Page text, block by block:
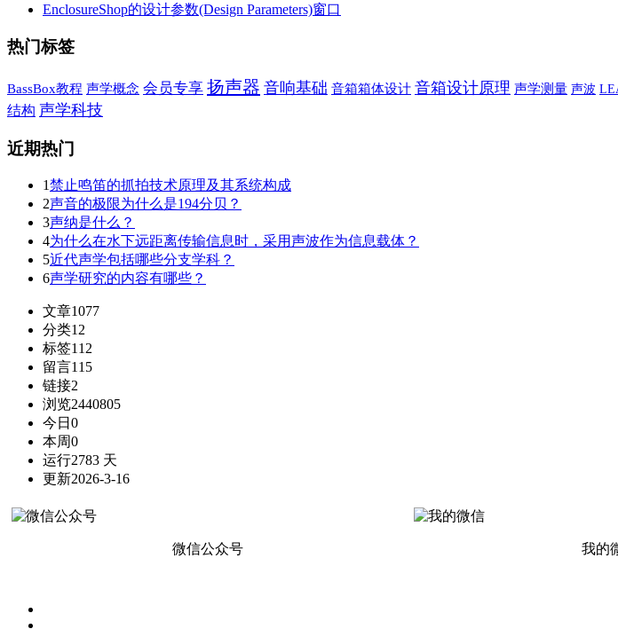
EnclosureShop的设计参数(Design Parameters)窗口
热门标签
BassBox教程 声学概念 会员专享 扬声器 音响基础 音箱箱体设计 音箱设计原理 声学测量 声波
结构 声学科技
近期热门
1禁止鸣笛的抓拍技术原理及其系统构成
2声音的极限为什么是194分贝？
3声纳是什么？
4为什么在水下远距离传输信息时，采用声波作为信息载体？
5近代声学包括哪些分支学科？
6声学研究的内容有哪些？
文章1077
分类12
标签112
留言115
链接2
浏览2440805
今日 0
本周0
运行2783 天
更新2026-3-16
微信公众号 我的